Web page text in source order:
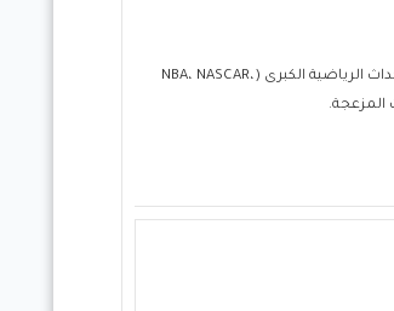
حول موقع "مباريات ستور بث مباشر" موقع مباريات ستور هو منصة رياضية متكاملة متخصصة في تقديم خدمة البث المباشر لمباريات كرة القدم وكافة الأحداث الرياضية الكبرى (NBA، NASCAR،